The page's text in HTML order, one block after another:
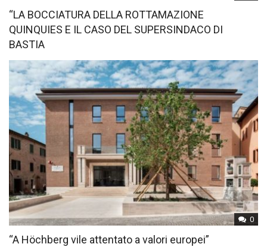
“LA BOCCIATURA DELLA ROTTAMAZIONE
QUINQUIES E IL CASO DEL SUPERSINDACO DI
BASTIA
0
“A Höchberg vile attentato a valori europei”